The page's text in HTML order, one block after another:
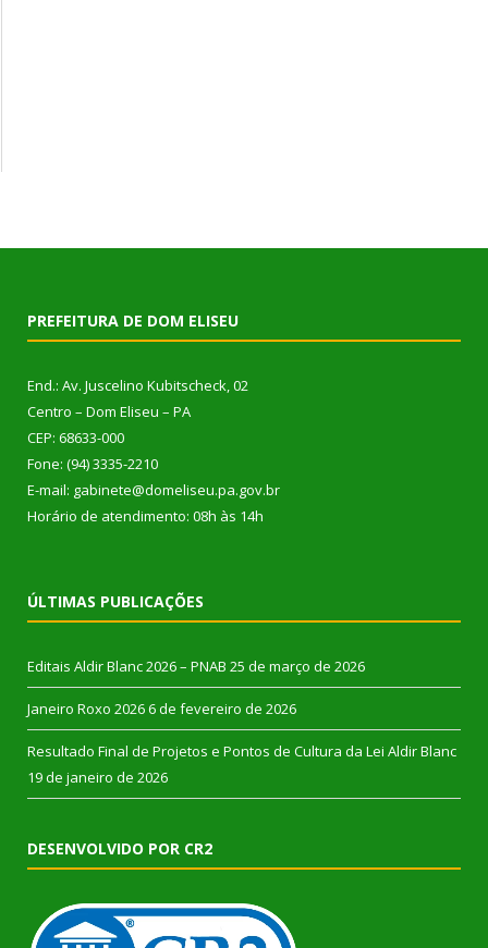
PREFEITURA DE DOM ELISEU
End.: Av. Juscelino Kubitscheck, 02
Centro – Dom Eliseu – PA
CEP: 68633-000
Fone: (94) 3335-2210
E-mail: gabinete@domeliseu.pa.gov.br
Horário de atendimento: 08h às 14h
ÚLTIMAS PUBLICAÇÕES
Editais Aldir Blanc 2026 – PNAB 25 de março de 2026
Janeiro Roxo 2026 6 de fevereiro de 2026
Resultado Final de Projetos e Pontos de Cultura da Lei Aldir Blanc
19 de janeiro de 2026
DESENVOLVIDO POR CR2